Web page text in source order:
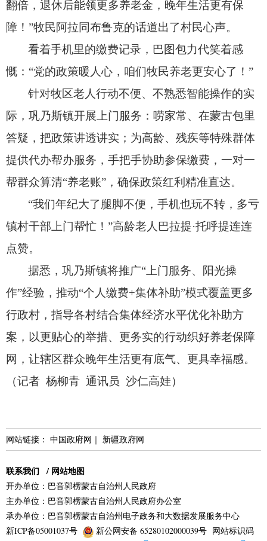
翻倍， 退休后能领更多养老金， 晚年生活更有保
障！ ”牧民阿拉同布鲁克的话道出了村民心声。
看着手机里的缴费记录， 巴图包力代笑着感
慨：“党的政策暖人心， 咱们牧民养老更安心了！ ”
针对牧区老人行动不便、不熟悉智能操作的实
际， 巩乃斯镇开展上门服务：唠家常、 在蒙古包里
答疑， 把政策讲透讲实； 为高龄、 残疾等特殊群体
提供代办帮办服务， 手把手协助参保缴费， 一对一
帮群众算清“养老账”， 确保政策红利精准直达。
“我们年纪大了腿脚不便，手机也玩不转， 多亏
镇村干部上门帮忙！ ”高龄老人巴拉提·托呼提连连
点赞。
据悉，巩乃斯镇将推广“上门服务、
阳光操
作”经验， 推动“个人缴费+集体补助”模式覆盖更多
行政村， 指导各村结合集体经济水平优化补助方
案， 以更贴心的举措、 更务实的行动织好养老保障
网， 让辖区群众晚年生活更有底气、 更具幸福感。
（记者 杨柳青 通讯员 沙仁高娃）
网站链接： 中国政府网 ｜ 新疆政府网
联系我们 / 网站地图
开办单位：巴音郭楞蒙古自治州人民政府
主办单位：巴音郭楞蒙古自治州人民政府办公室
承办单位：巴音郭楞蒙古自治州电子政务和大数据发展服务中心
新ICP备05001037号
新公网安备 65280102000039号 网站标识码